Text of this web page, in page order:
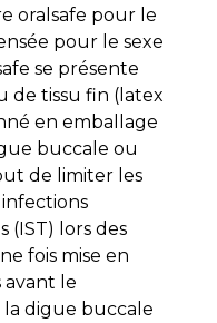
oralsafe pour le
pour le sexe
se présente
de tissu fin (latex
en emballage
buccale ou
de limiter les
infections
(IST) lors des
fois mise en
avant le
digue buccale